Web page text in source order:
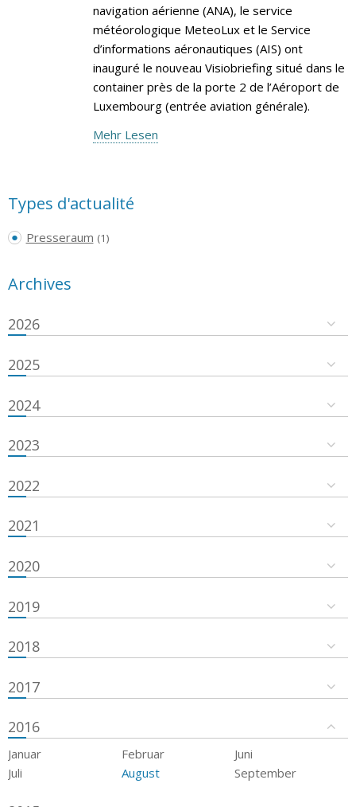
navigation aérienne (ANA), le service
météorologique MeteoLux et le Service
d’informations aéronautiques (AIS) ont
inauguré le nouveau Visiobriefing situé dans le
container près de la porte 2 de l’Aéroport de
Luxembourg (entrée aviation générale).
Mehr Lesen
Types d'actualité
Presseraum (1)
Archives
2026
2025
2024
2023
2022
2021
2020
2019
2018
2017
2016
Januar Februar
Juni
Juli
August September